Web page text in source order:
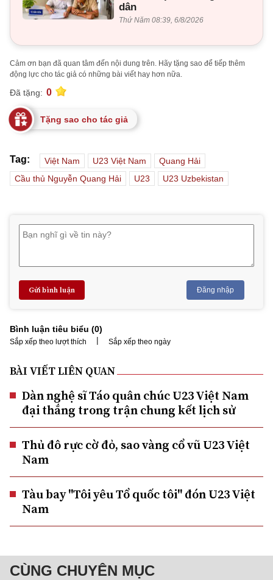
dân
Thứ Năm 08:39, 6/8/2026
Cảm ơn bạn đã quan tâm đến nội dung trên. Hãy tặng sao để tiếp thêm
động lực cho tác giả có những bài viết hay hơn nữa.
Đã tặng: 0
Tặng sao cho tác giả
Tag: Việt Nam U23 Việt Nam
Quang Hải
Cầu thủ Nguyễn Quang Hải
U23 U23 Uzbekistan
Gửi bình luận Đăng nhập
Bình luận tiêu biểu (0)
Sắp xếp theo lượt thích | Sắp xếp theo ngày
BÀI VIẾT LIÊN QUAN
Dàn nghệ sĩ Táo quân chúc U23 Việt Nam
đại thắng trong trận chung kết lịch sử
Thủ đô rực cờ đỏ, sao vàng cổ vũ U23 Việt
Nam
Tàu bay "Tôi yêu Tổ quốc tôi" đón U23 Việt
Nam
CÙNG CHUYÊN MỤC